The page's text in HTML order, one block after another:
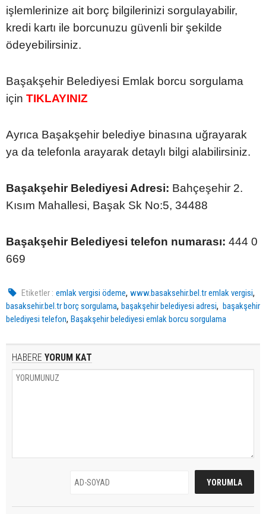
işlemlerinize ait borç bilgilerinizi sorgulayabilir,
kredi kartı ile borcunuzu güvenli bir şekilde
ödeyebilirsiniz.
Başakşehir Belediyesi Emlak borcu sorgulama
için TIKLAYINIZ
Ayrıca Başakşehir belediye binasına uğrayarak
ya da telefonla arayarak detaylı bilgi alabilirsiniz.
Başakşehir Belediyesi Adresi: Bahçeşehir 2.
Kısım Mahallesi, Başak Sk No:5, 34488
Başakşehir Belediyesi telefon numarası: 444 0
669
Etiketler : emlak vergisi ödeme,www.basaksehir.bel.tr emlak vergisi,
basaksehir.bel.tr borç sorgulama, başakşehir belediyesi adresi, başakşehir
belediyesi telefon, Başakşehir belediyesi emlak borcu sorgulama
HABERE YORUM KAT